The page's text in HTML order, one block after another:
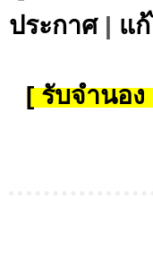
ประกาศ| แ
[ รับจำนอ